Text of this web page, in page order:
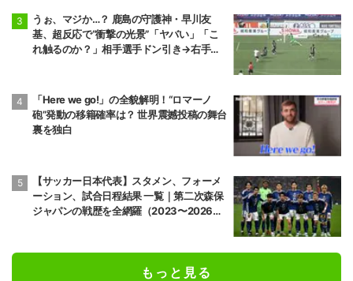
うぉ、マジか…？ 鹿島の守護神・早川友
基、超反応で“衝撃の光景”「ヤバい」「こ
れ触るのか？」相手選手ドン引き→右手一
「Here we go!」の全貌解明！“ロマーノ
砲”発動の移籍確率は？ 世界震撼投稿の舞台
裏を独白
【サッカー日本代表】スタメン、フォーメ
ーション、試合日程結果 一覧｜第二次森保
ジャパンの戦歴を全網羅（2023〜2026
もっと見る